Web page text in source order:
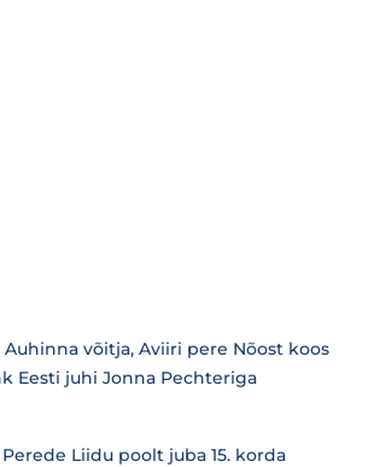
Auhinna võitja, Aviiri pere Nõost koos
Eesti juhi Jonna Pechteriga
Liidu poolt juba 15. korda